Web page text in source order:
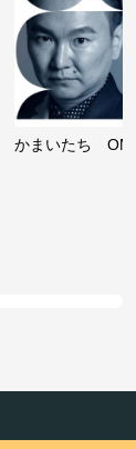
かまいたち